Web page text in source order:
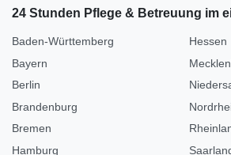
24 Stunden Pflege & Betreuung im
Baden-Württemberg
Bayern
Berlin
Brandenburg
Bremen
Hamburg
Hessen